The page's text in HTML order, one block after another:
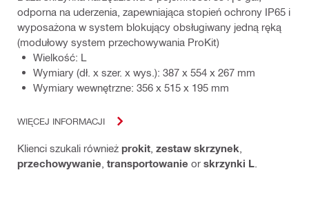
odporna na uderzenia, zapewniająca stopień ochrony IP65 i
wyposażona w system blokujący obsługiwany jedną ręką
(modułowy system przechowywania ProKit)
Wielkość: L
Wymiary (dł. x szer. x wys.): 387 x 554 x 267 mm
Wymiary wewnętrzne: 356 x 515 x 195 mm
WIĘCEJ INFORMACJI
Klienci szukali również prokit zestaw skrzynek
przechowywanie transportowanie or skrzynki L